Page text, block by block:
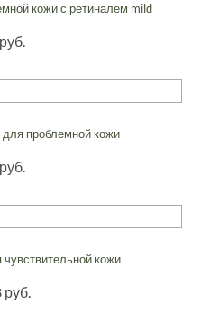
кожи с ретиналем mild
проблемной кожи
кожи
руб.